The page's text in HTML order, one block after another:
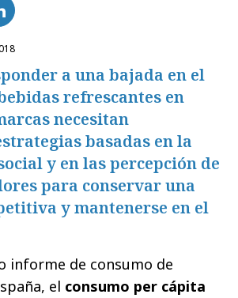
a una bajada en el
refrescantes en
necesitan
basadas en la
y en las percepción de
para conservar una
y mantenerse en el
informe de consumo de
el consumo per cápita